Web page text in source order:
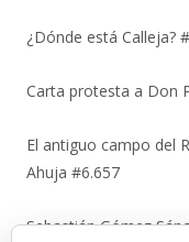
¿Dónde está Calleja?
Carta protesta a Don
El antiguo campo del
Ahuja #6.657
Sebastián Gómez